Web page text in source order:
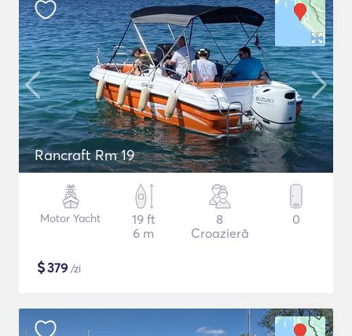
Rancraft Rm 19
Motor Yacht
19 ft
6 m
8
Croazieră
0
$379 /zi